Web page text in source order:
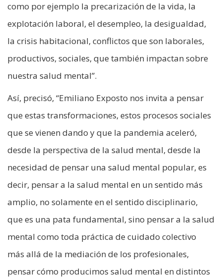
como por ejemplo la precarización de la vida, la
explotación laboral, el desempleo, la desigualdad,
la crisis habitacional, conflictos que son laborales,
productivos, sociales, que también impactan sobre
nuestra salud mental”.
Así, precisó, “Emiliano Exposto nos invita a pensar
que estas transformaciones, estos procesos sociales
que se vienen dando y que la pandemia aceleró,
desde la perspectiva de la salud mental, desde la
necesidad de pensar una salud mental popular, es
decir, pensar a la salud mental en un sentido más
amplio, no solamente en el sentido disciplinario,
que es una pata fundamental, sino pensar a la salud
mental como toda práctica de cuidado colectivo
más allá de la mediación de los profesionales,
pensar cómo producimos salud mental en distintos